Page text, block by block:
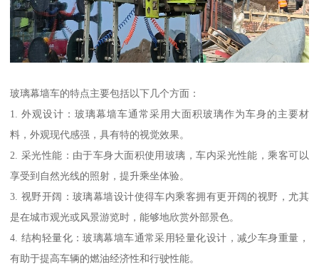
玻璃幕墙车的特点主要包括以下几个方面：
1. 外观设计：玻璃幕墙车通常采用大面积玻璃作为车身的主要材
料，外观现代感强，具有特的视觉效果。
2. 采光性能：由于车身大面积使用玻璃，车内采光性能，乘客可以
享受到自然光线的照射，提升乘坐体验。
3. 视野开阔：玻璃幕墙设计使得车内乘客拥有更开阔的视野，尤其
是在城市观光或风景游览时，能够地欣赏外部景色。
4. 结构轻量化：玻璃幕墙车通常采用轻量化设计，减少车身重量，
有助于提高车辆的燃油经济性和行驶性能。